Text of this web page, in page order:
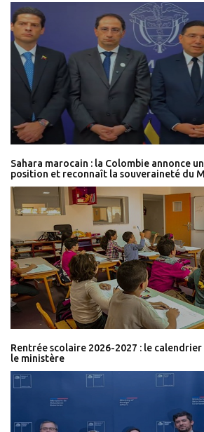
Sahara marocain : la Colombie annonce
position et reconnaît la souveraineté du
Rentrée scolaire 2026-2027 : le
le ministère